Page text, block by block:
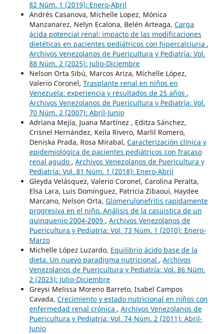
82 Núm. 1 (2019): Enero-Abril
Andrés Casanova, Michelle Lopez, Mónica
Manzanarez, Nelyn Ecalona, Belén Arteaga, Carga
ácida potencial renal: impacto de las modificaciones
dietéticas en pacientes pediátricos con hipercalciuria ,
Archivos Venezolanos de Puericultura y Pediatría: Vol.
88 Núm. 2 (2025): Julio-Diciembre
Nelson Orta Sibú, Marcos Ariza, Michelle López,
Valerio Coronel, Trasplante renal en niños en
Venezuela: experiencia y resultados de 25 años ,
Archivos Venezolanos de Puericultura y Pediatría: Vol.
70 Núm. 2 (2007): Abril-Junio
Adriana Mejía, Juana Martínez , Editza Sánchez,
Crisnel Hernández, Keila Rivero, Marlil Romero,
Deniska Prada, Rosa Mirabal, Caracterización clínica y
epidemiológica de pacientes pediátricos con fracaso
renal agudo , Archivos Venezolanos de Puericultura y
Pediatría: Vol. 81 Núm. 1 (2018): Enero-Abril
Gleyda Velásquez, Valerio Coronel, Carolina Peralta,
Elsa Lara, Luis Domínguez, Patricia Zibaoui, Haydee
Marcano, Nelson Orta, Glomerulonefritis rapidamente
progresiva en el niño. Análisis de la casuistica de un
quinquenio 2004-2009 , Archivos Venezolanos de
Puericultura y Pediatría: Vol. 73 Núm. 1 (2010): Enero-
Marzo
Michelle López Luzardo, Equilibrio ácido base de la
dieta. Un nuevo paradigma nutricional , Archivos
Venezolanos de Puericultura y Pediatría: Vol. 86 Núm.
2 (2023): Julio-Diciembre
Greysi Melissa Moreno Barreto, Isabel Campos
Cavada, Crecimiento y estado nutricional en niños con
enfermedad renal crónica , Archivos Venezolanos de
Puericultura y Pediatría: Vol. 74 Núm. 2 (2011): Abril-
Junio